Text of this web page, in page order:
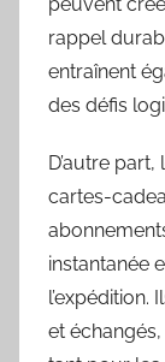
rappel
entraînent
des défis
D’autre
cartes-
instantanée
l’expédition.
et